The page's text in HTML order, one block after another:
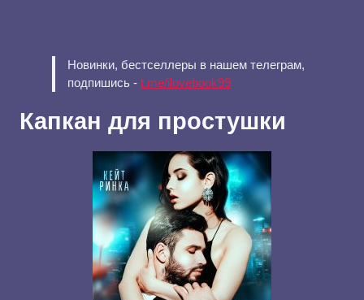
Новинки, бестселлеры в нашем телеграм,
подпишись - t.me/ilovebook99
Капкан для простушки